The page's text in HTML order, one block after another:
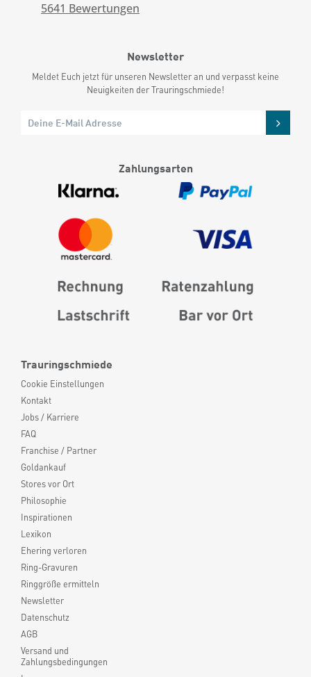
Trauringschmiede
Cookie Einstellungen
Kontakt
Jobs / Karriere
FAQ
Franchise / Partner
Goldankauf
Stores vor Ort
Philosophie
Inspirationen
Lexikon
Ehering verloren
Ring-Gravuren
Ringgröße ermitteln
Newsletter
Datenschutz
AGB
Versand und
Zahlungsbedingungen
5641 Bewertungen
Newsletter
Meldet Euch jetzt für unseren Newsletter an und verpasst keine
Neuigkeiten der Trauringschmiede!
Zahlungsarten